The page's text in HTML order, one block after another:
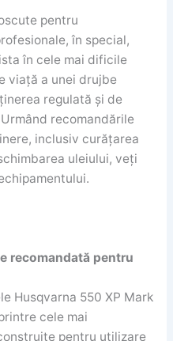
pentru
în special,
în cele mai dificile
viață a unei drujbe
regulată și de
recomandările
inclusiv curățarea
uleiului, veți
recomandată pentru
Husqvarna 550 XP Mark
cele mai
pentru utilizare